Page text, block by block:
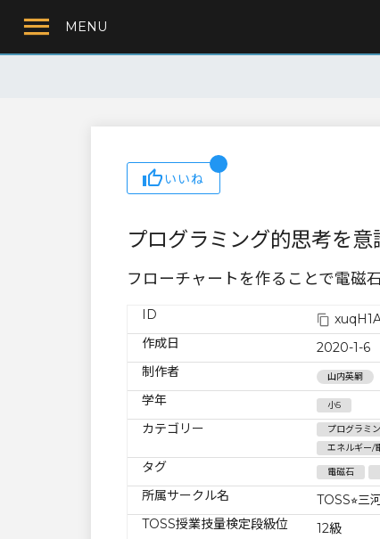
MENU
いいね
プログラミング的思考を
フローチャートを作ることで電磁
ID
作成日
2020-1-6
制作者
山内英嗣
学年 小5
カテゴリー プログラミ
エネルギー/
タグ 電磁石
所属サークル名
TOSS⭐︎三
TOSS授業技量検定段級位
12級